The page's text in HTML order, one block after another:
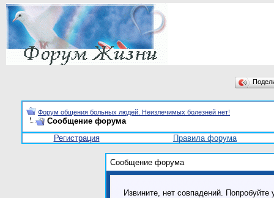
Форум общения больных людей. Неизлечимых болезней нет!
Сообщение форума
Регистрация
Правила форума
Сообщение форума
Извините, нет совпадений.